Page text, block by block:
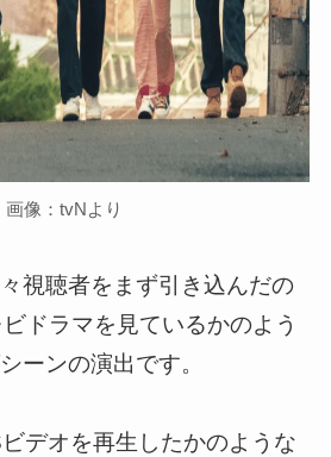
画像：tvNより
視聴者をまず引き込んだの
ドラマを見ているかのよう
ーンの演出です。
デオを再生したかのような